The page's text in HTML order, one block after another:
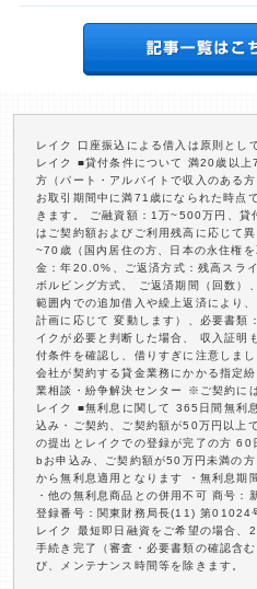
レイク 口座振込による借入は原則とし
レイク ■貸付条件について 満20歳以上
方（パート・アルバイトで収入のある
お取引期間中に満71歳になられた時点
きます。 ご融資額：1万~500万円、
はご契約額およびご利用残高に応じて
~70歳（国内居住の方、日本の永住権
金：年20.0%、ご返済方式：残高スラ
ボルビング方式、 ご返済期間（回数
範囲内での追加借入や繰上返済により
計画に応じて 変動します）、必要書類
イクが必要と判断した場合、 収入証
付条件を確認し、借りすぎに注意しま
会社が契約する貸金業務にかかる指定
業相談・紛争解決センター ※ご契約に
レイク ■無利息に関して 365日間無
込み・ご契約、ご契約額が50万円以上
の提出とレイクでの登録が完了の方
bお申込み、ご契約額が50万円未満の
から無利息適用となります ・無利息期
・他の無利息商品との併用不可 商号：
登録番号：関東財務局長(11) 第01024
レイク 最短即日融資をご希望の場合、
手続き完了（審査・必要書類の確認含
び、メンテナンス時間等を除きます。